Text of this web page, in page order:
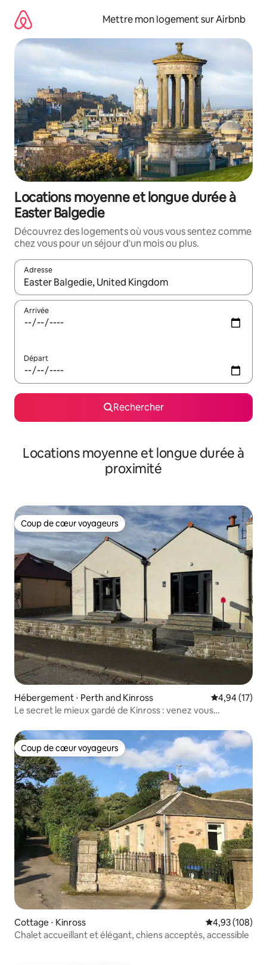
directement
contenu
Mettre mon logement sur Airbnb
Locations moyenne et longue durée à
Easter Balgedie
Découvrez des logements où vous vous sentez comme
chez vous pour un séjour d'un mois ou plus.
Adresse
Lorsque les résultats s'affichent, utilisez les flèches vers le
Arrivée
Départ
Rechercher
Locations moyenne et longue durée à
proximité
Coup de cœur voyageurs
Coup de cœur voyageurs
Hébergement ⋅ Perth and Kinross Évaluation
4,94 (17)
Le secret le mieux gardé de Kinross : venez vous
Coup de cœur voyageurs
Coup de cœur voyageurs
Cottage ⋅ Kinross Évaluation
4,93 (108)
Chalet accueillant et élégant, chiens acceptés, accessible